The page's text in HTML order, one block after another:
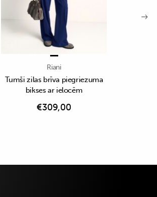
Riani
Tumši zilas brīva piegriezuma
bikses ar ielocēm
€309,00